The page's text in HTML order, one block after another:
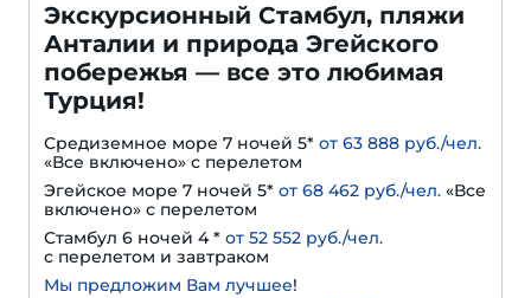
Экскурсионный Стамбул, пляжи
Анталии и природа Эгейского
побережья — все это любимая
Турция!
Средиземное море 7 ночей 5* от 63 888 руб./чел.
«Все включено» с перелетом
Эгейское море 7 ночей 5* от 68 462 руб./чел. «Все
включено» с перелетом
Стамбул 6 ночей 4 * от 52 552 руб./чел.
с перелетом и завтраком
Мы предложим Вам лучшее!